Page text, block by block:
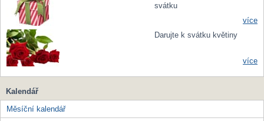
svátku
více
Darujte k svátku květiny
více
Kalendář
Měsíční kalendář